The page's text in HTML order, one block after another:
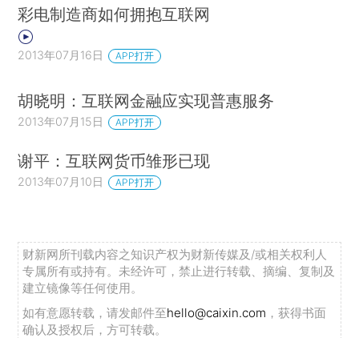
彩电制造商如何拥抱互联网
2013年07月16日 APP打开
胡晓明：互联网金融应实现普惠服务
2013年07月15日 APP打开
谢平：互联网货币雏形已现
2013年07月10日 APP打开
财新网所刊载内容之知识产权为财新传媒及/或相关权利人
专属所有或持有。未经许可，禁止进行转载、摘编、复制及
建立镜像等任何使用。
如有意愿转载，请发邮件至hello@caixin.com ，获得书面
确认及授权后，方可转载。